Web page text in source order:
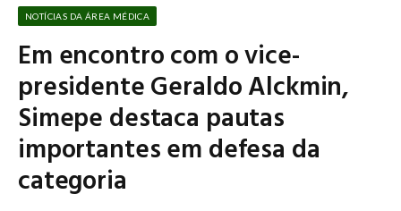
NOTÍCIAS DA ÁREA MÉDICA
Em encontro com o vice-
presidente Geraldo Alckmin,
Simepe destaca pautas
importantes em defesa da
categoria